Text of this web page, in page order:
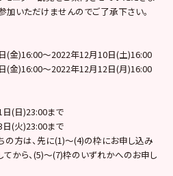
加いただけませんのでご了承下さい。
(金)16:00～2022年12月10日(土)16:00
(金)16:00～2022年12月12日(月)16:00
(日)23:00まで
(火)23:00まで
方は、先に(1)～(4)の枠にお申し込み
てから、(5)～(7)枠のいずれかへのお申し